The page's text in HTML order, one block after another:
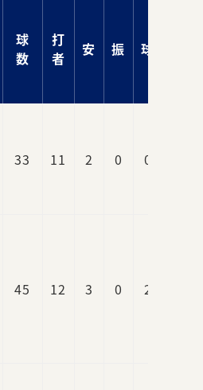
球
数
打
者
安 振 球
33 11 2 0 0
45 12 3 0 2